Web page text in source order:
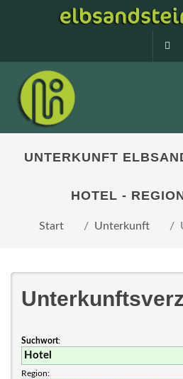
UNTERKUNFT
HOTEL -
Start Unterkunft
Suchwort:
Region: